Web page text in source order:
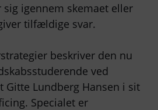
sig igennem skemaet eller
tilfældige svar.
beskriver den nu
ved
Gitte Lundberg Hansen i sit
Specialet er